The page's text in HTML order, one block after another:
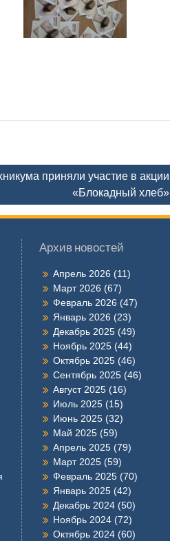
приняли участие в акции
«Блокадный хлеб»
Архив новостей
Апрель 2026 (11)
Март 2026 (67)
Февраль 2026 (47)
Январь 2026 (23)
Декабрь 2025 (49)
Ноябрь 2025 (44)
Октябрь 2025 (46)
Сентябрь 2025 (46)
Август 2025 (16)
Июль 2025 (15)
Июнь 2025 (32)
Май 2025 (59)
Апрель 2025 (79)
Март 2025 (59)
Февраль 2025 (70)
Январь 2025 (42)
Декабрь 2024 (50)
Ноябрь 2024 (72)
Октябрь 2024 (60)